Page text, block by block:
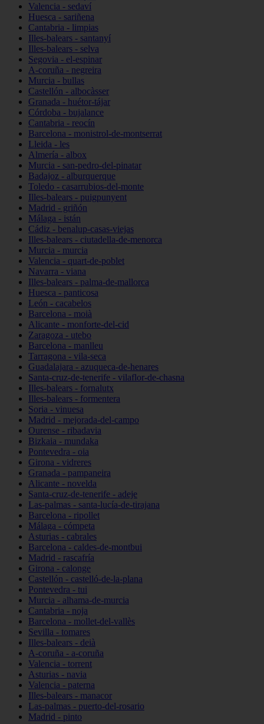
Valencia - sedaví
Huesca - sariñena
Cantabria - limpias
Illes-balears - santanyí
Illes-balears - selva
Segovia - el-espinar
A-coruña - negreira
Murcia - bullas
Castellón - albocàsser
Granada - huétor-tájar
Córdoba - bujalance
Cantabria - reocín
Barcelona - monistrol-de-montserrat
Lleida - les
Almería - albox
Murcia - san-pedro-del-pinatar
Badajoz - alburquerque
Toledo - casarrubios-del-monte
Illes-balears - puigpunyent
Madrid - griñón
Málaga - istán
Cádiz - benalup-casas-viejas
Illes-balears - ciutadella-de-menorca
Murcia - murcia
Valencia - quart-de-poblet
Navarra - viana
Illes-balears - palma-de-mallorca
Huesca - panticosa
León - cacabelos
Barcelona - moià
Alicante - monforte-del-cid
Zaragoza - utebo
Barcelona - manlleu
Tarragona - vila-seca
Guadalajara - azuqueca-de-henares
Santa-cruz-de-tenerife - vilaflor-de-chasna
Illes-balears - fornalutx
Illes-balears - formentera
Soria - vinuesa
Madrid - mejorada-del-campo
Ourense - ribadavia
Bizkaia - mundaka
Pontevedra - oia
Girona - vidreres
Granada - pampaneira
Alicante - novelda
Santa-cruz-de-tenerife - adeje
Las-palmas - santa-lucía-de-tirajana
Barcelona - ripollet
Málaga - cómpeta
Asturias - cabrales
Barcelona - caldes-de-montbui
Madrid - rascafría
Girona - calonge
Castellón - castelló-de-la-plana
Pontevedra - tui
Murcia - alhama-de-murcia
Cantabria - noja
Barcelona - mollet-del-vallès
Sevilla - tomares
Illes-balears - deià
A-coruña - a-coruña
Valencia - torrent
Asturias - navia
Valencia - paterna
Illes-balears - manacor
Las-palmas - puerto-del-rosario
Madrid - pinto